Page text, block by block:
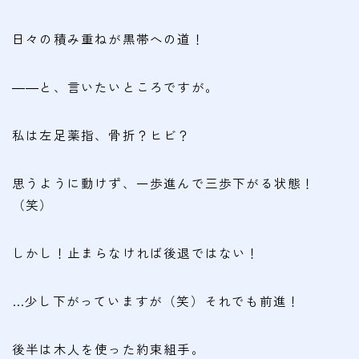
日々の積み重ねが黒帯への道！
――と、言いたいところですが。
私は左足薬指、骨折？ヒビ？
思うように動けず、一歩進んで三歩下がる状態！
（笑）
しかし！止まらなければ後退ではない！
…少し下がっていますが（笑）それでも前進！
後半は木人を使った約束組手。